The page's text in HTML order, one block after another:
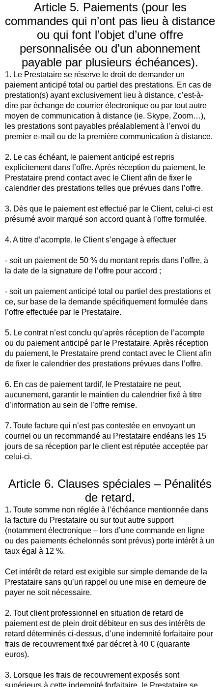
Article 5. Paiements (pour les
commandes qui n’ont pas lieu à distance
ou qui font l’objet d’une offre
personnalisée ou d’un abonnement
payable par plusieurs échéances).
1. Le Prestataire se réserve le droit de demander un
paiement anticipé total ou partiel des prestations. En cas de
prestation(s) ayant exclusivement lieu à distance, c’est-à-
dire par échange de courrier électronique ou par tout autre
moyen de communication à distance (ie. Skype, Zoom…),
les prestations sont payables préalablement à l’envoi du
premier e-mail ou de la première communication à distance.
2. Le cas échéant, le paiement anticipé est repris
explicitement dans l’offre. Après réception du paiement, le
Prestataire prend contact avec le Client afin de fixer le
calendrier des prestations telles que prévues dans l’offre.
3. Dès que le paiement est effectué par le Client, celui-ci est
présumé avoir marqué son accord quant à l’offre formulée.
4. A titre d’acompte, le Client s’engage à effectuer
- soit un paiement de 50 % du montant repris dans l’offre, à
la date de la signature de l’offre pour accord ;
- soit un paiement anticipé total ou partiel des prestations et
ce, sur base de la demande spécifiquement formulée dans
l’offre effectuée par le Prestataire.
5. Le contrat n’est conclu qu’après réception de l’acompte
ou du paiement anticipé par le Prestataire. Après réception
du paiement, le Prestataire prend contact avec le Client afin
de fixer le calendrier des prestations prévues dans l’offre.
6. En cas de paiement tardif, le Prestataire ne peut,
aucunement, garantir le maintien du calendrier fixé à titre
d’information au sein de l’offre remise.
7. Toute facture qui n’est pas contestée en envoyant un
courriel ou un recommandé au Prestataire endéans les 15
jours de sa réception par le client est réputée acceptée par
celui-ci.
Article 6. Clauses spéciales – Pénalités
de retard.
1. Toute somme non réglée à l’échéance mentionnée dans
la facture du Prestataire ou sur tout autre support
(notamment électronique – lors d’une commande en ligne
ou des paiements échelonnés sont prévus) porte intérêt à un
taux égal à 12 %.
Cet intérêt de retard est exigible sur simple demande de la
Prestataire sans qu’un rappel ou une mise en demeure de
payer ne soit nécessaire.
2. Tout client professionnel en situation de retard de
paiement est de plein droit débiteur en sus des intérêts de
retard déterminés ci-dessus, d’une indemnité forfaitaire pour
frais de recouvrement fixé par décret à 40 € (quarante
euros).
3. Lorsque les frais de recouvrement exposés sont
supérieurs à cette indemnité forfaitaire, le Prestataire se